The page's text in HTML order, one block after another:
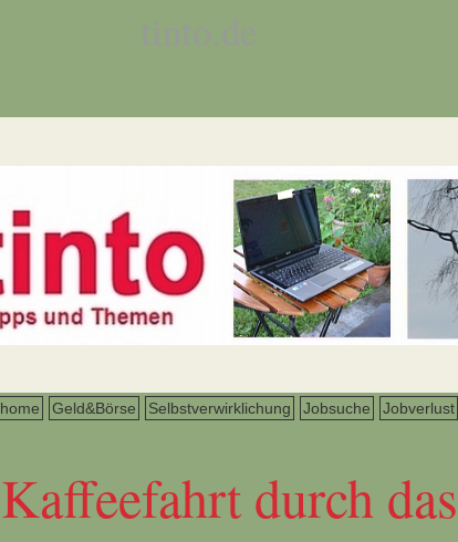
tinto.de
home Geld&Börse Selbstverwirklichung Jobsuche Jobverlust
Kaffeefahrt durch